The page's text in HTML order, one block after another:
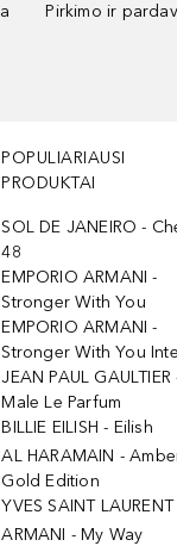
Pirkimo ir
POPULIARIAUSI
PRODUKTAI
SOL DE JANEIRO -
48
EMPORIO ARMANI -
Stronger With You
EMPORIO ARMANI -
Stronger With You
JEAN PAUL GAULTIER
Male Le Parfum
BILLIE EILISH - Eilish
AL HARAMAIN -
Gold Edition
YVES SAINT
ARMANI - My Way